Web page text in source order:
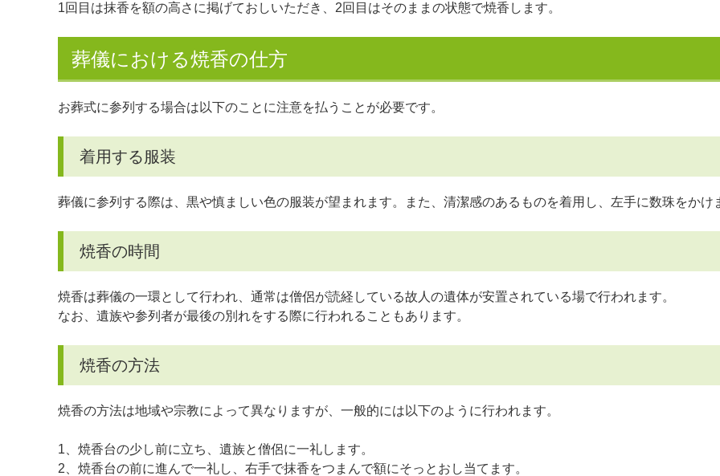
1回目は抹香を額の高さに掲げておしいただき、2回目はそのままの状態で焼香します。
葬儀における焼香の仕方
お葬式に参列する場合は以下のことに注意を払うことが必要です。
着用する服装
葬儀に参列する際は、黒や慎ましい色の服装が望まれます。また、清潔感のあるものを着用し、左手に数珠をかけ
焼香の時間
焼香は葬儀の一環として行われ、通常は僧侶が読経している故人の遺体が安置されている場で行われます。
なお、遺族や参列者が最後の別れをする際に行われることもあります。
焼香の方法
焼香の方法は地域や宗教によって異なりますが、一般的には以下のように行われます。
1、焼香台の少し前に立ち、遺族と僧侶に一礼します。
2、焼香台の前に進んで一礼し、右手で抹香をつまんで額にそっとおし当てます。